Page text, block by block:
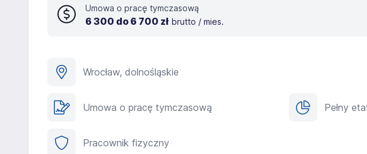
Umowa o pracę tymczasową
6 300 do 6 700 zł brutto / mies.
Wrocław, dolnośląskie
Umowa o pracę tymczasową Pełny
Pracownik fizyczny